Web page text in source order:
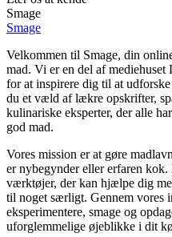
Smage
Smage
Velkommen til Smage, din
mad. Vi er en del af
for at inspirere dig til at
du et væld af lækre opskrifter,
kulinariske eksperter, der alle
god mad.
Vores mission er at gøre
er nybegynder eller erfaren
værktøjer, der kan hjælpe dig
til noget særligt. Gennem vores
eksperimentere, smage og
uforglemmelige øjeblikke i dit